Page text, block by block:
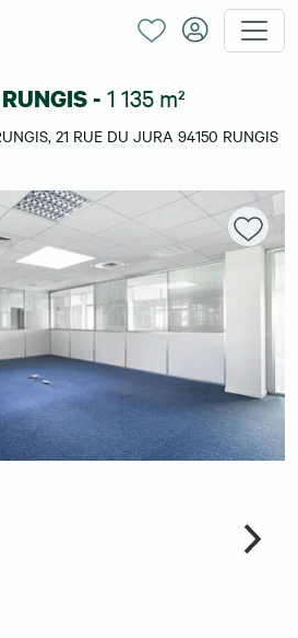
- 1 135 m²
21 RUE DU JURA 94150 RUNGIS